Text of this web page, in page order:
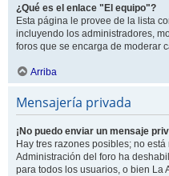
¿Qué es el enlace "El equipo"?
Esta página le provee de la lista
incluyendo los administradores,
foros que se encarga de moderar
Arriba
Mensajería privada
¡No puedo enviar un mensaje
Hay tres razones posibles; no
Administración del foro ha
para todos los usuarios, o bien La